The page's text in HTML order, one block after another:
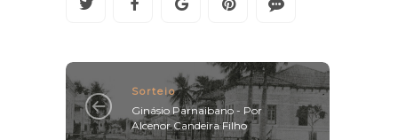
Sorteio
Ginásio Parnaibano - Por
Alcenor Candeira Filho